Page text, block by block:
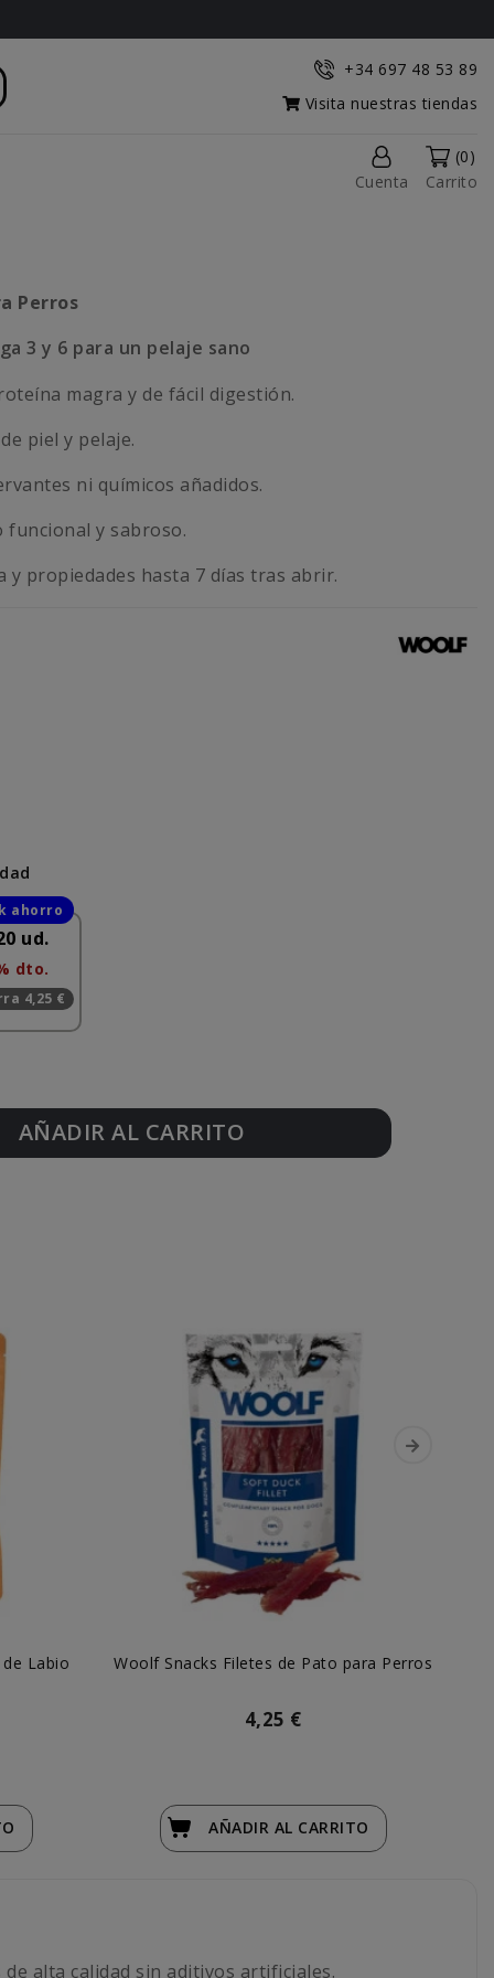
+34 697 48 53 89
Visita nuestras tiendas
Cuenta
(0)
Carrito
Perros
3 y 6 para un pelaje sano
magra y de fácil digestión.
piel y pelaje.
ni químicos añadidos.
funcional y sabroso.
y propiedades hasta 7 días tras abrir.
ud.
dto.
4,25 €
AÑADIR AL CARRITO
Labio
Woolf Snacks Filetes de Pato para Perros
4,25 €
AÑADIR AL CARRITO
alta calidad sin aditivos artificiales.